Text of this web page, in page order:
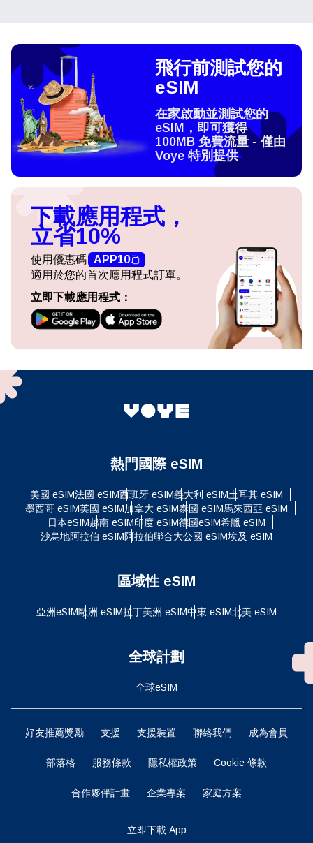
飛行前測試您的
eSIM
在家啟動並測試您的
eSIM，即可獲得
100MB 免費流量 - 僅由
Voye 特別提供
下載應用程式，
立省10%
使用優惠碼 APP10
適用於您的首次應用程式訂單。
立即下載應用程式：
熱門國際 eSIM
美國 eSIM法國 eSIM西班牙 eSIM義大利 eSIM土耳其 eSIM
墨西哥 eSIM英國 eSIM加拿大 eSIM泰國 eSIM馬來西亞 eSIM
日本eSIM越南 eSIM印度 eSIM德國eSIM希臘 eSIM
沙烏地阿拉伯 eSIM阿拉伯聯合大公國 eSIM埃及 eSIM
區域性 eSIM
亞洲eSIM歐洲 eSIM拉丁美洲 eSIM中東 eSIM北美 eSIM
全球計劃
全球eSIM
好友推薦獎勵 支援 支援裝置 聯絡我們 成為會員
部落格 服務條款 隱私權政策 Cookie 條款
合作夥伴計畫 企業專案 家庭方案
立即下載 App